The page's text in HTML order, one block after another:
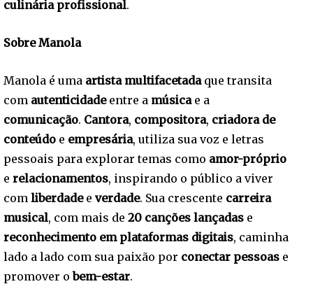
culinária profissional.
Sobre Manola
Manola é uma artista multifacetadaque transita
com autenticidadeentre a músicae a
comunicação. Cantora, compositora, criadora de
conteúdo e empresária, utiliza sua voz e letras
pessoais para explorar temas como amor-próprio
e relacionamentos, inspirando o público a viver
com liberdadee verdade. Sua crescente carreira
musical, com mais de 20 canções lançadas e
reconhecimento em plataformas digitais, caminha
lado a lado com sua paixão por conectar pessoas e
promover obem-estar.